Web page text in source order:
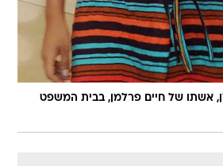
אשתו של חיים פרלמן, בבית המשפט